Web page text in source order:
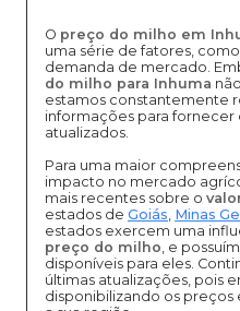
O preço do milho em
uma série de fatores,
demanda de mercado.
do milho para Inhuma
estamos constantemente
informações para fornecer
atualizados.
Para uma maior
impacto no mercado
mais recentes sobre o
estados de Goiás, Minas
estados exercem uma
preço do milho, e
disponíveis para eles.
últimas atualizações, pois
disponibilizando os preços